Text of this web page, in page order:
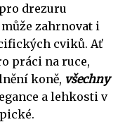
drezuru
zahrnovat i
cviků. Ať
práci na ruce,
koně, všechny
a lehkosti v